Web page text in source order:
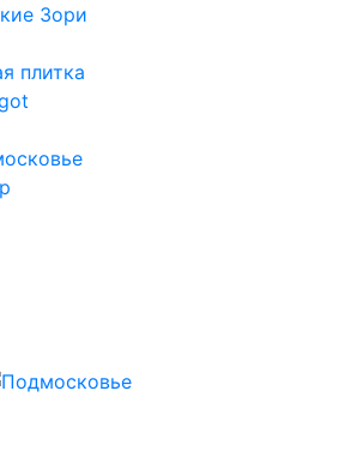
Зори
плитка